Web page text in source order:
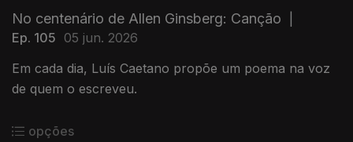
No centenário de Allen Ginsberg: Canção
Ep. 105 05 jun. 2026
Em cada dia, Luís Caetano propõe um poema na voz
de quem o escreveu.
opções